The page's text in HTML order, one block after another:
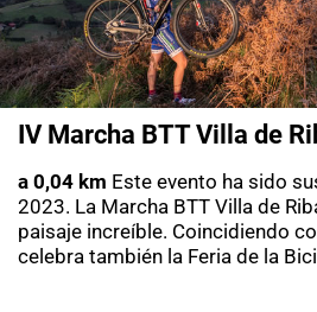
IV Marcha BTT Villa de
a 0,04 km Este evento ha sido
2023. La Marcha BTT Villa de
paisaje increíble. Coincidiendo
celebra también la Feria de la